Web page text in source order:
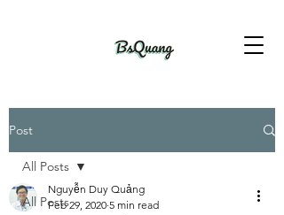
Post
All Posts
All Posts
Nguyễn Duy Quảng
Feb 29, 2020 5 min read